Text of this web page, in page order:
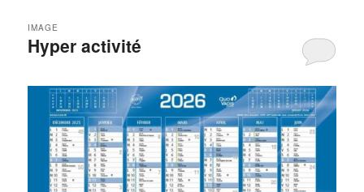
Hyper activité
IMAGE